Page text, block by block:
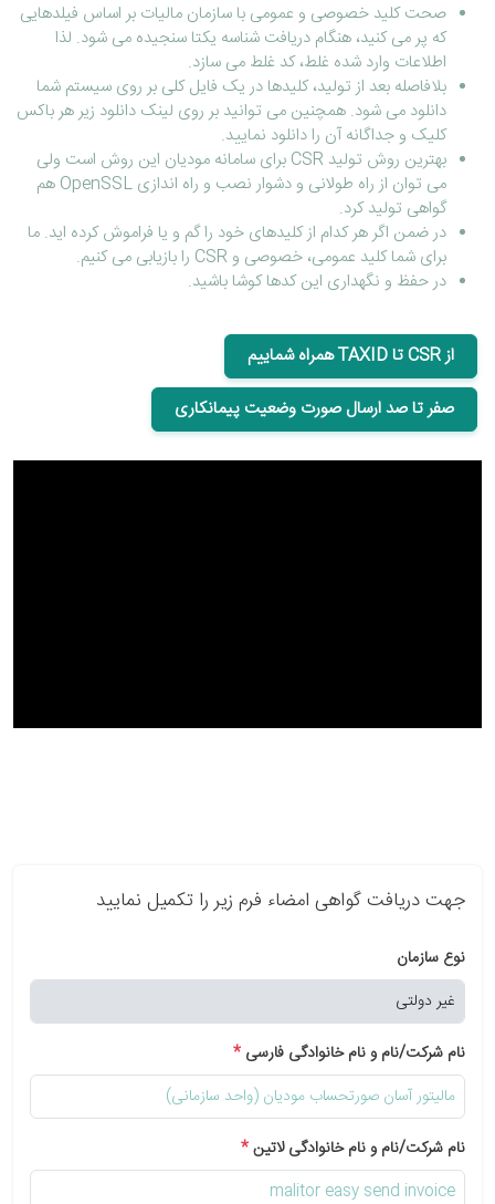
صحت کلید خصوصی و عمومی با سازمان مالیات بر اساس فیلدهایی
که پر می کنید، هنگام دریافت شناسه یکتا سنجیده می شود. لذا
اطلاعات وارد شده غلط، کد غلط می سازد.
بلافاصله بعد از تولید، کلیدها در یک فایل کلی بر روی سیستم شما
دانلود می شود. همچنین می توانید بر روی لینک دانلود زیر هر باکس
کلیک و جداگانه آن را دانلود نمایید.
بهترین روش تولید CSR برای سامانه مودیان این روش است ولی
می توان از راه طولانی و دشوار نصب و راه اندازی OpenSSL هم
گواهی تولید کرد.
در ضمن اگر هر کدام از کلیدهای خود را گم و یا فراموش کرده اید. ما
برای شما کلید عمومی، خصوصی و CSR را بازیابی می کنیم.
در حفظ و نگهداری این کدها کوشا باشید.
از CSR تا TAXID همراه شماییم
صفر تا صد ارسال صورت وضعیت پیمانکاری
جهت دریافت گواهی امضاء فرم زیر را تکمیل نمایید
نوع سازمان
نام شرکت/نام و نام خانوادگی فارسی *
نام شرکت/نام و نام خانوادگی لاتین*